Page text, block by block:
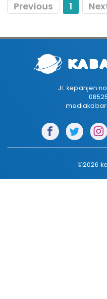
Previous 1
Jl. kepanjen no
©2026